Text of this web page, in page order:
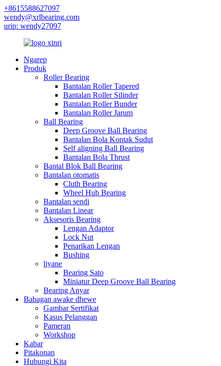
+8615588627097
wendy@xrlbearing.com
urip: wendy27097
Ngarep
Produk
Roller Bearing
Bantalan Roller Tapered
Bantalan Roller Silinder
Bantalan Roller Bunder
Bantalan Roller Jarum
Ball Bearing
Deep Groove Ball Bearing
Bantalan Bola Kontak Sudut
Self aligning Ball Bearing
Bantalan Bola Thrust
Bantal Blok Ball Bearing
Bantalan otomatis
Cluth Bearing
Wheel Hub Bearing
Bantalan sendi
Bantalan Linear
Aksesoris Bearing
Lengan Adaptor
Lock Nut
Penarikan Lengan
Bushing
liyane
Bearing Sato
Miniatur Deep Groove Ball Bearing
Bearing Anyar
Babagan awake dhewe
Gambar Sertifikat
Kasus Pelanggan
Pameran
Workshop
Kabar
Pitakonan
Hubungi Kita